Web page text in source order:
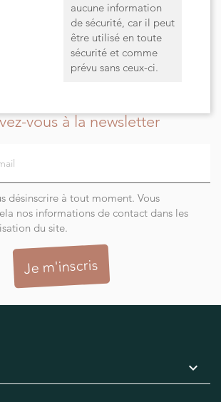
aucune information
de sécurité, car il peut
être utilisé en toute
sécurité et comme
prévu sans ceux-ci.
vous à la newsletter
désinscrire à tout moment. Vous
nos informations de contact dans les
du site.
